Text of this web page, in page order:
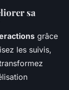
sa
grâce
les suivis,